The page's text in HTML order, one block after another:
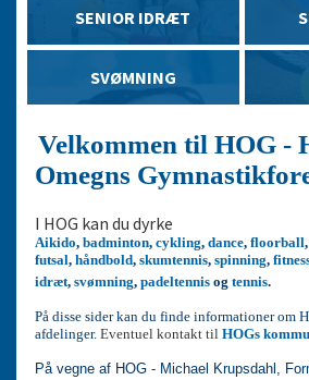
SENIOR IDRÆT
SVØMNING
Velkommen til HOG -
Omegns
I HOG kan du dyrke
Aikido, badminton, cykling, dance, floorball,
futsal, håndbold, skumtennis, spinning,
idræt, svømning, padeltennis og tennis.
På disse sider kan du finde informationer om
afdelinger. Eventuel kontakt til HOGs
På vegne af HOG - Michael Krupsdahl ,